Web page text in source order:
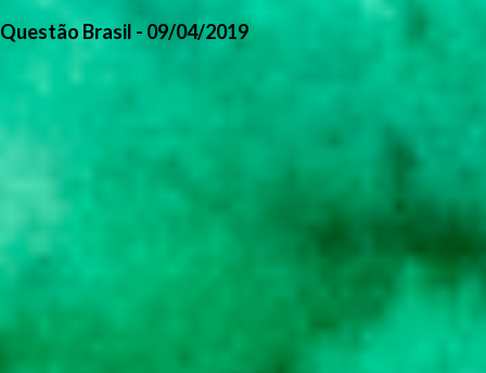
Questão Brasil - 09/04/2019